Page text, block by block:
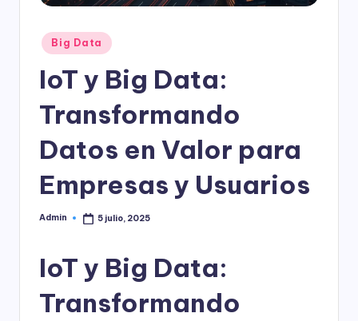
Publicado
en
Big Data
IoT y Big Data:
Transformando
Datos en Valor para
Empresas y Usuarios
Publicado
Admin 5 julio, 2025
IoT y Big Data:
Transformando